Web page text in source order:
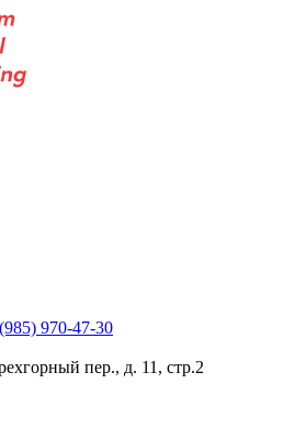
970-47-30
пер., д. 11, стр.2